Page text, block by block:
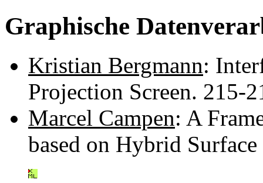
Graphische
Kristian Bergmann:
Projection Screen. 215-
Marcel Campen: A
based on Hybrid